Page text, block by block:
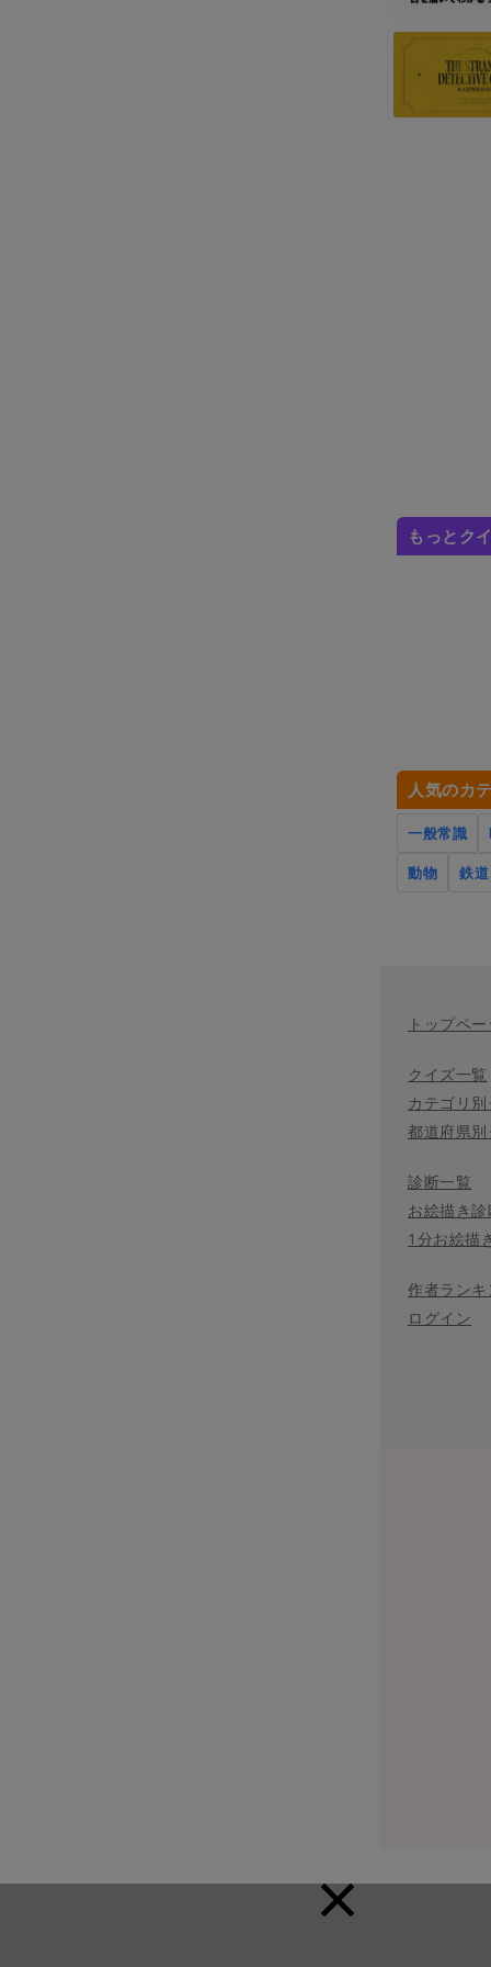
もっとク
人気のカ
一般常識
動物
鉄道
トップペ
クイズ一覧
カテゴリ
都道府県
診断一覧
お絵描き
1分お絵描
作者ラン
ログイン